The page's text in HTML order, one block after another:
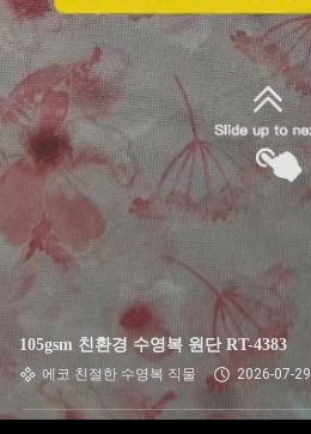
하
여
공
여
행
품
105gsm 친환경 수영복 원단 RT-4383
에코 친절한 수영복 직물 2026-07-29